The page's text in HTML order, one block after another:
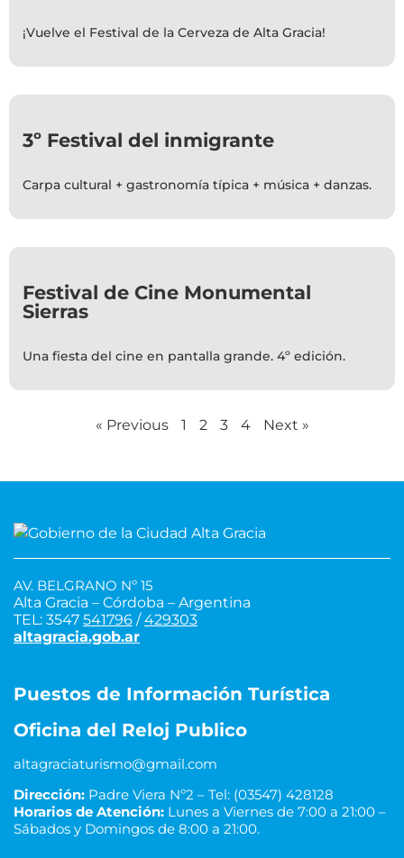
¡Vuelve el Festival de la Cerveza de Alta Gracia!
3º Festival del inmigrante
Carpa cultural + gastronomía típica + música + danzas.
Festival de Cine Monumental
Sierras
Una fiesta del cine en pantalla grande. 4º edición.
« Previous 1 2 3 4 Next »
AV. BELGRANO Nº 15
Alta Gracia – Córdoba – Argentina
TEL: 3547 541796 /429303
altagracia.gob.ar
Puestos de Información Turística
Oficina del Reloj Publico
altagraciaturismo@gmail.com
Dirección: Padre Viera Nº2 – Tel: (03547) 428128
Horarios de Atención: Lunes a Viernes de 7:00 a 21:00 –
Sábados y Domingos de 8:00 a 21:00.